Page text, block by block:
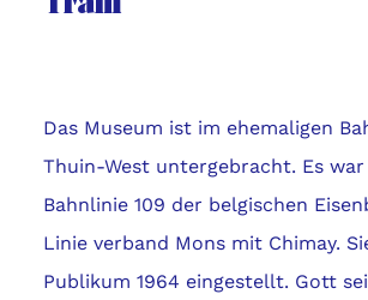
Das Museum ist im ehemaligen
Thuin-West untergebracht. Es
Bahnlinie 109 der belgischen
Linie verband Mons mit Chimay.
Publikum 1964 eingestellt. Gott